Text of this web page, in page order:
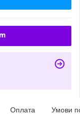
Оплата Умови